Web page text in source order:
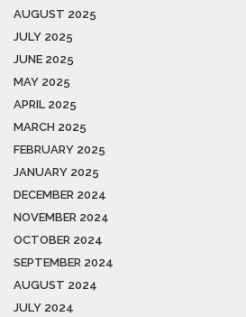
AUGUST 2025
JULY 2025
JUNE 2025
MAY 2025
APRIL 2025
MARCH 2025
FEBRUARY 2025
JANUARY 2025
DECEMBER 2024
NOVEMBER 2024
OCTOBER 2024
SEPTEMBER 2024
AUGUST 2024
JULY 2024